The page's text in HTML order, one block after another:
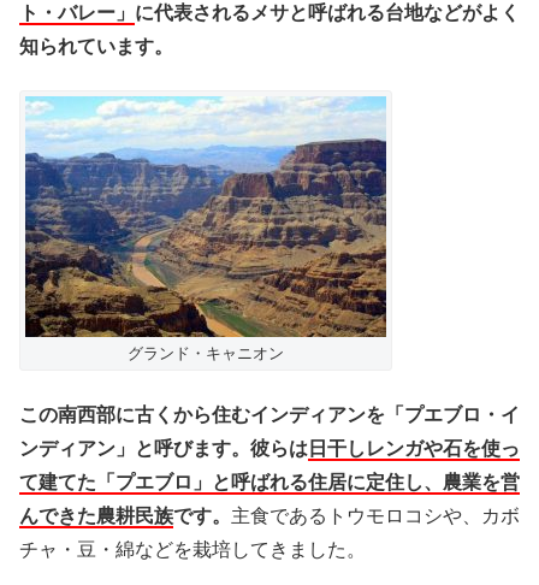
ト・バレー」 に代表されるメサと呼ばれる台地などがよく
知られています。
グランド・キャニオン
この南西部に古くから住むインディアンを「プエブロ・イ
ンディアン」と呼びます。彼らは 日干しレンガや石を使っ
て建てた「プエブロ」と呼ばれる住居に定住し、農業を営
んできた農耕民族です。 主食であるトウモロコシや、カボ
チャ・豆・綿などを栽培してきました。